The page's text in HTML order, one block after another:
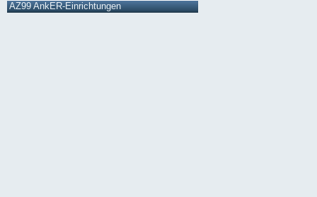
AZ99 AnkER-Einrichtungen